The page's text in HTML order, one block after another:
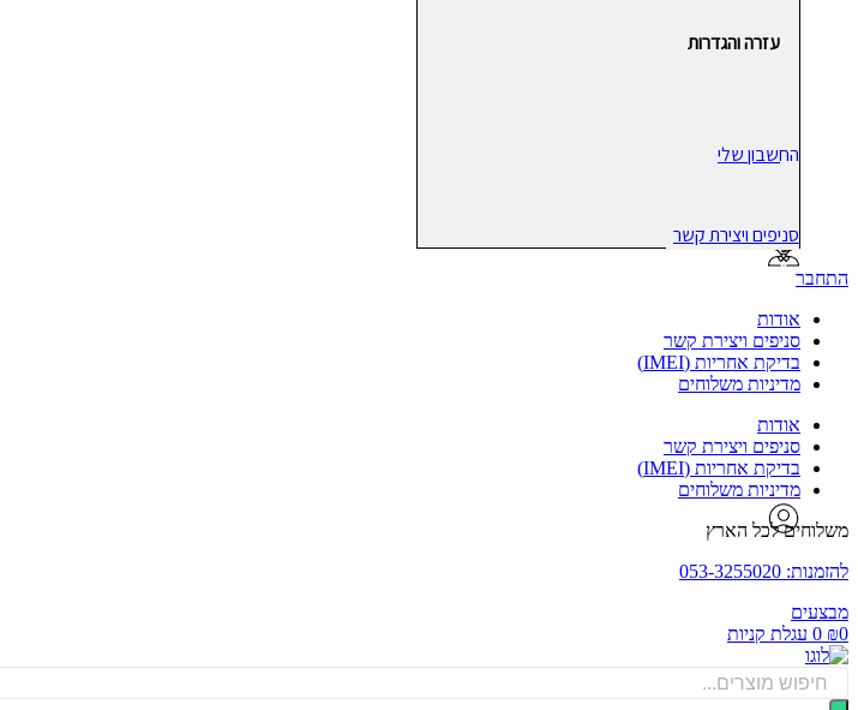
עזרה והגדרות
החשבון שלי
סניפים ויצירת קשר
התחבר
אודות
סניפים ויצירת קשר
בדיקת אחריות (IMEI)
מדיניות משלוחים
אודות
סניפים ויצירת קשר
בדיקת אחריות (IMEI)
מדיניות משלוחים
משלוחים לכל הארץ
להזמנות: 053-3255020
מבצעים
₪0
0 עגלת קניות
Products
search